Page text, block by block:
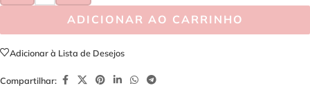
ADICIONAR AO CARRINHO
Adicionar à Lista de Desejos
Compartilhar: